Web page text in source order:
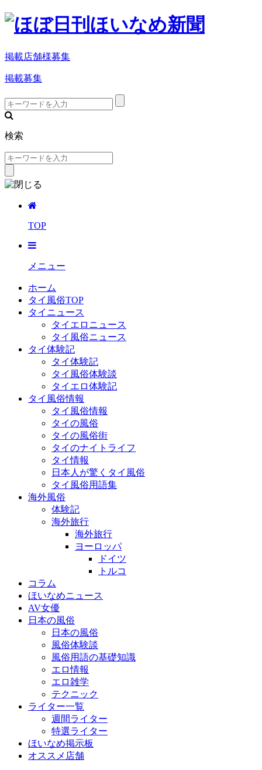
掲載店舗様募集
掲載募集
検索
TOP
メニュー
ホーム
タイ風俗TOP
タイニュース
タイエロニュース
タイ風俗ニュース
タイ体験記
タイ体験記
タイ風俗体験談
タイエロ体験記
タイ風俗情報
タイ風俗情報
タイの風俗
タイの風俗街
タイのナイトライフ
タイ情報
日本人が驚くタイ風俗
タイ風俗用語集
海外風俗
体験記
海外旅行
海外旅行
ヨーロッパ
ドイツ
トルコ
コラム
ほいなめニュース
AV女優
日本の風俗
日本の風俗
風俗体験談
風俗用語の基礎知識
エロ情報
エロ雑学
テクニック
ライター一覧
週間ライター
特選ライター
ほいなめ掲示板
オススメ店舗